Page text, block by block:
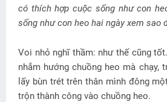
có thích hợp cuộc sống như con
sống như con heo hai ngày xem sao
Voi nhỏ nghĩ thầm: như thế cũng
nhắm hướng chuồng heo mà chạy,
lấy bùn trét trên thân mình đông
trộn thành công vào chuồng heo.